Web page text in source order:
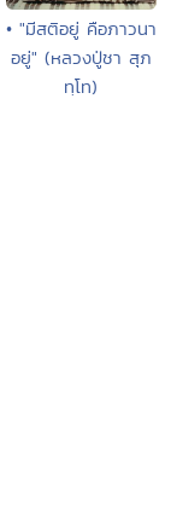
• "มีสติอยู่ คือภาวนา
อยู่" (หลวงปู่ชา สุภ
ทฺโท)